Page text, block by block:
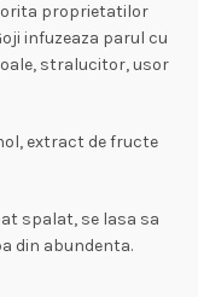
proprietatilor
infuzeaza parul cu
stralucitor, usor
extract de fructe
spalat, se lasa sa
din abundenta.